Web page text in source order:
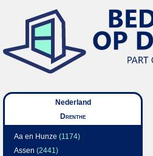
Nederland
Drenthe
Aa en Hunze (1174)
Assen (2441)